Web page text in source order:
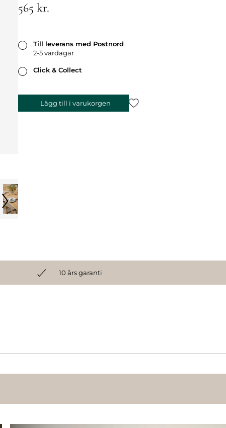
565 kr.
Till leverans med Postnord
2-5 vardagar
Click & Collect
Lägg till i varukorgen
10 års garanti